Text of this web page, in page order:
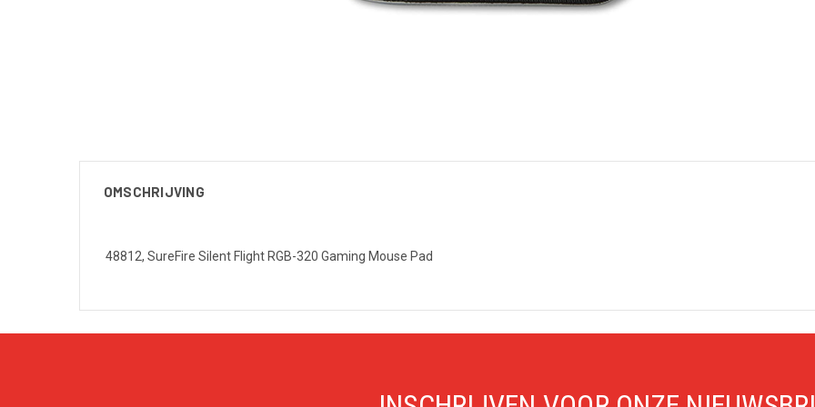
OMSCHRIJVING
48812, SureFire Silent Flight RGB-320 Gaming Mouse Pad